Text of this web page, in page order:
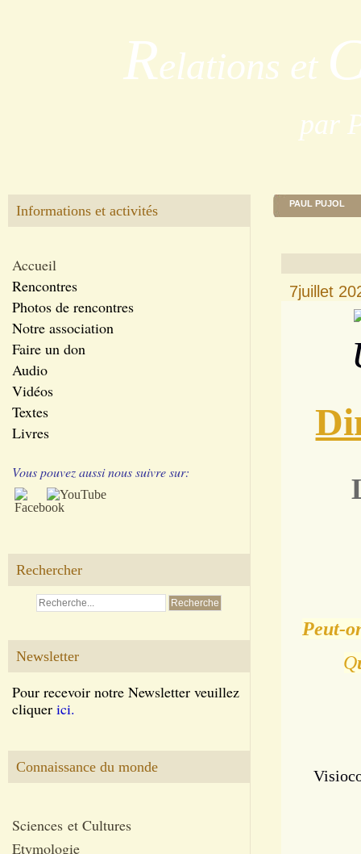
Relations et
par
Informations et activités
Accueil
Rencontres
Photos de rencontres
Notre association
Faire un don
Audio
Vidéos
Textes
Livres
Vous pouvez aussi nous suivre sur:
Rechercher
Newsletter
Pour recevoir notre Newsletter veuillez
cliquer ici.
Connaissance du monde
Sciences et Cultures
Etymologie
PAUL PUJOL
7juillet
Peut-
Q